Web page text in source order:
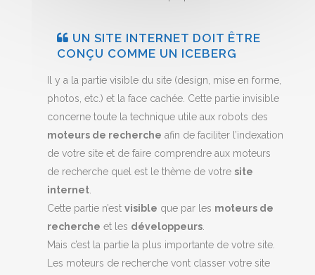
UN SITE INTERNET DOIT ÊTRE
CONÇU COMME UN ICEBERG
Il y a la partie visible du site (design, mise en forme,
photos, etc.) et la face cachée. Cette partie invisible
concerne toute la technique utile aux robots des
moteurs de recherche afin de faciliter l’indexation
de votre site et de faire comprendre aux moteurs
de recherche quel est le thème de votresite
internet
Cette partie n’estvisible que par les moteurs de
recherche et les développeurs
Mais c’est la partie la plus importante de votre site.
Les moteurs de recherche vont classer votre site